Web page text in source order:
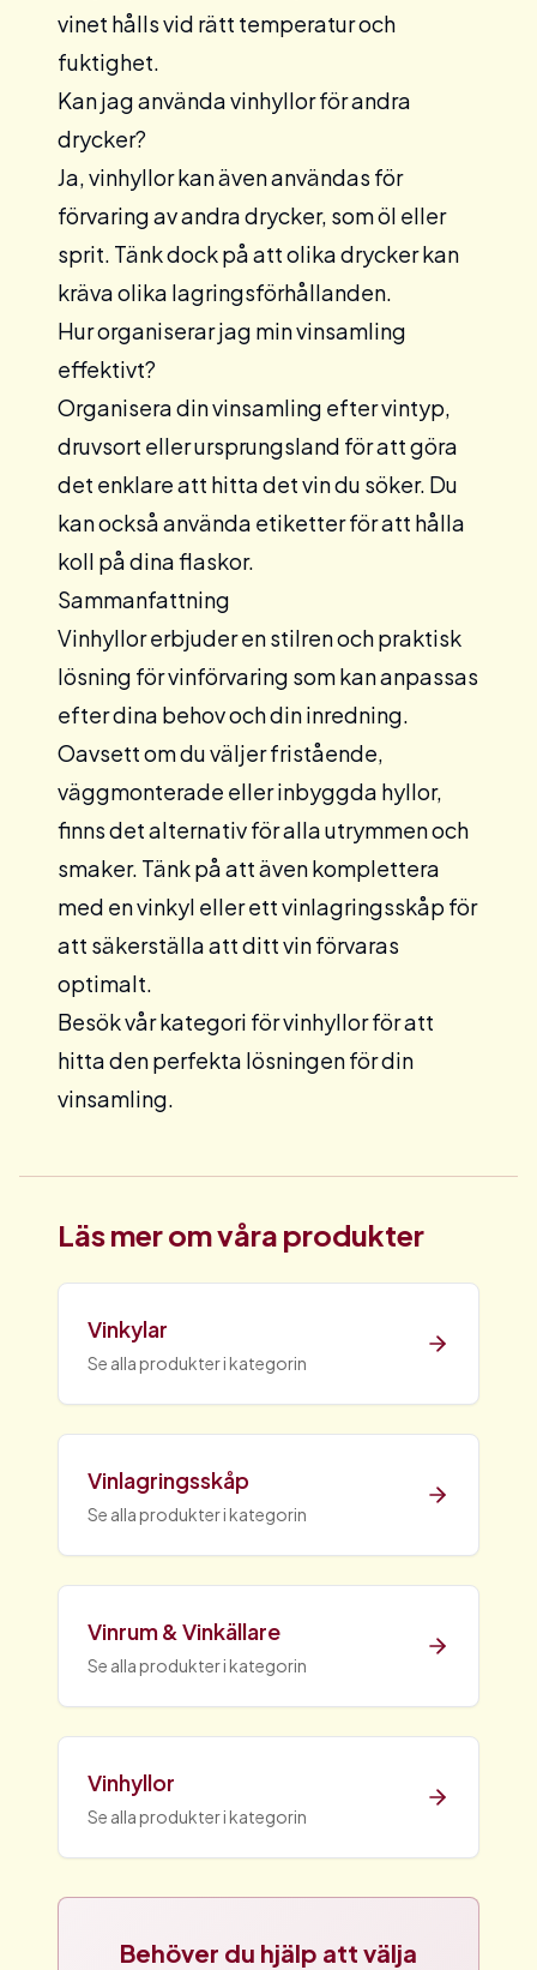
vinet hålls vid rätt temperatur och
fuktighet.
Kan jag använda vinhyllor för andra
drycker?
Ja, vinhyllor kan även användas för
förvaring av andra drycker, som öl eller
sprit. Tänk dock på att olika drycker kan
kräva olika lagringsförhållanden.
Hur organiserar jag min vinsamling
effektivt?
Organisera din vinsamling efter vintyp,
druvsort eller ursprungsland för att göra
det enklare att hitta det vin du söker. Du
kan också använda etiketter för att hålla
koll på dina flaskor.
Sammanfattning
Vinhyllor erbjuder en stilren och praktisk
lösning för vinförvaring som kan anpassas
efter dina behov och din inredning.
Oavsett om du väljer fristående,
väggmonterade eller inbyggda hyllor,
finns det alternativ för alla utrymmen och
smaker. Tänk på att även komplettera
med envinkyl eller ettvinlagringsskåp för
att säkerställa att ditt vin förvaras
optimalt.
Besök vår kategori förvinhyllorför att
hitta den perfekta lösningen för din
vinsamling.
Läs mer om våra produkter
Vinkylar
Se alla produkter i kategorin
Vinlagringsskåp
Se alla produkter i kategorin
Vinrum & Vinkällare
Se alla produkter i kategorin
Vinhyllor
Se alla produkter i kategorin
Behöver du hjälp att välja